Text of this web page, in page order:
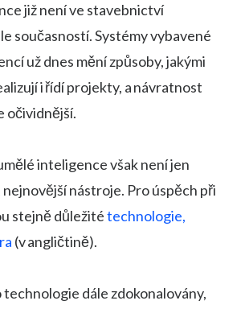
již není ve stavebnictví
současností. Systémy vybavené
už dnes mění způsoby, jakými
i řídí projekty, a návratnost
očividnější.
inteligence však není jen
nástroje. Pro úspěch při
stejně důležitétechnologie,
(v angličtině).
dále zdokonalovány,